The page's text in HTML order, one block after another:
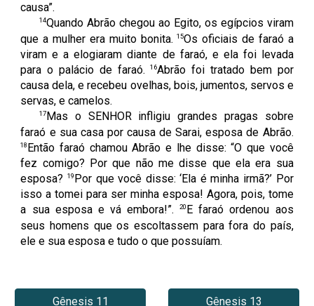
causa”.
14Quando Abrão chegou ao Egito, os egípcios viram
que a mulher era muito bonita.15Os oficiais de faraó a
viram e a elogiaram diante de faraó, e ela foi levada
para o palácio de faraó.16Abrão foi tratado bem por
causa dela, e recebeu ovelhas, bois, jumentos, servos e
servas, e camelos.
17 Mas o SENHOR infligiu grandes pragas sobre
faraó e sua casa por causa de Sarai, esposa de Abrão.
18Então faraó chamou Abrão e lhe disse: “O que você
fez comigo? Por que não me disse que ela era sua
esposa?
19 Por que você disse: ‘Ela é minha irmã?’ Por
isso a tomei para ser minha esposa! Agora, pois, tome
a sua esposa e vá embora!”.20 E faraó ordenou aos
seus homens que os escoltassem para fora do país,
ele e sua esposa e tudo o que possuíam.
Gênesis 11 Gênesis 13